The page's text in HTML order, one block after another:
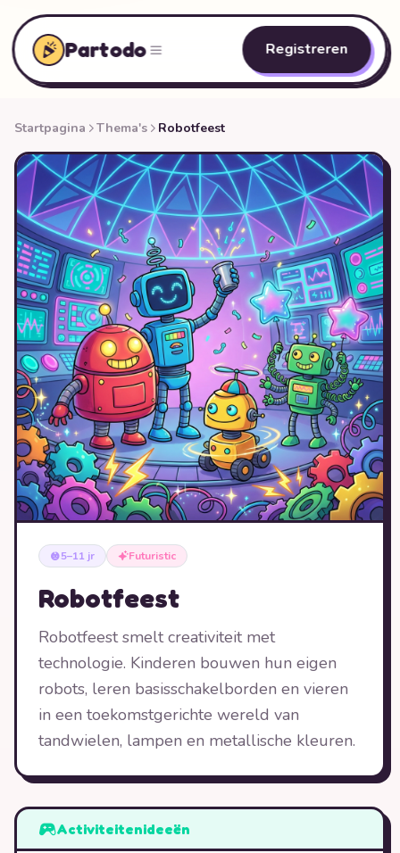
Partodo Registreren
Startpagina Thema's Robotfeest
5–11 jr Futuristic
Robotfeest
Robotfeest smelt creativiteit met
technologie. Kinderen bouwen hun eigen
robots, leren basisschakelborden en vieren
in een toekomstgerichte wereld van
tandwielen, lampen en metallische kleuren.
Activiteitenideeën